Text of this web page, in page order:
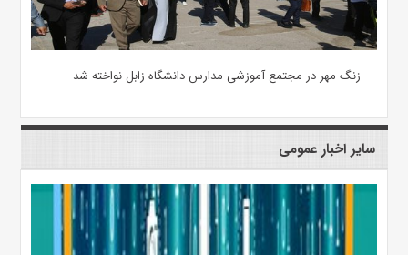
زنگ مهر در مجتمع آموزشی مدارس دانشگاه زابل نواخته شد
سایر اخبار عمومی